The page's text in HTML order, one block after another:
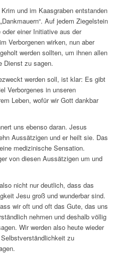
und im Kaasgraben entstanden
Auf jedem Ziegelstein
einer Initiative aus der
Verborgenen wirken, nun aber
werden sollten, um ihnen allen
Dienst zu sagen.
werden soll, ist klar: Es gibt
Verborgenes in unseren
Leben, wofür wir Gott dankbar
uns ebenso daran. Jesus
Aussätzigen und er heilt sie. Das
medizinische Sensation.
von diesen Aussätzigen um und
nicht nur deutlich, dass das
Jesu groß und wunderbar sind.
wir oft und oft das Gute, das uns
nehmen und deshalb völlig
Wir werden also heute wieder
zu